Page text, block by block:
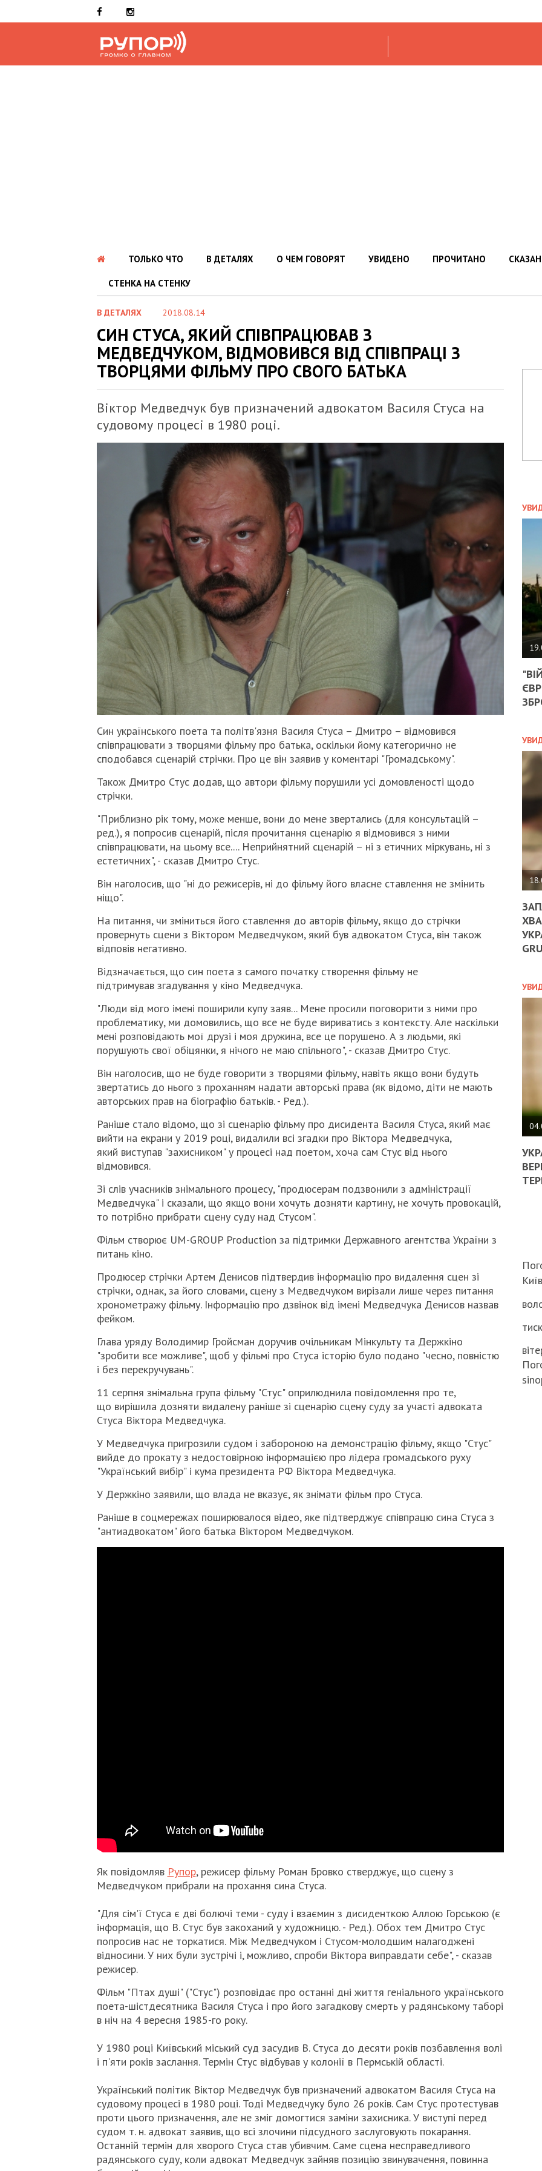
ТОЛЬКО ЧТО В ДЕТАЛЯХ О ЧЕМ ГОВОРЯТ УВИДЕНО ПРОЧИТАНО
СТЕНКА НА СТЕНКУ
В ДЕТАЛЯХ 2018.08.14
СИН СТУСА, ЯКИЙ СПІВПРАЦЮВАВ З
МЕДВЕДЧУКОМ, ВІДМОВИВСЯ ВІД СПІВПРАЦІ З
ТВОРЦЯМИ ФІЛЬМУ ПРО СВОГО БАТЬКА
Віктор Медведчук був призначений адвокатом Василя Стуса на
судовому процесі в 1980 році.
Син українського поета та політв'язня Василя Стуса – Дмитро – відмовився
співпрацювати з творцями фільму про батька, оскільки йому категорично не
сподобався сценарій стрічки. Про це він заявив у коментарі "Громадському".
Також Дмитро Стус додав, що автори фільму порушили усі домовленості щодо
стрічки.
"Приблизно рік тому, може менше, вони до мене звертались (для консультацій –
ред.), я попросив сценарій, після прочитання сценарію я відмовився з ними
співпрацювати, на цьому все.... Неприйнятний сценарій – ні з етичних міркувань, ні з
естетичних", - сказав Дмитро Стус.
Він наголосив, що "ні до режисерів, ні до фільму його власне ставлення не змінить
ніщо".
На питання, чи зміниться його ставлення до авторів фільму, якщо до стрічки
провернуть сцени з Віктором Медведчуком, який був адвокатом Стуса, він також
відповів негативно.
Відзначається, що син поета з самого початку створення фільму не
підтримував згадування у кіно Медведчука.
"Люди від мого імені поширили купу заяв... Мене просили поговорити з ними про
проблематику, ми домовились, що все не буде вириватись з контексту. Але наскільки
мені розповідають мої друзі і моя дружина, все це порушено. А з людьми, які
порушують свої обіцянки, я нічого не маю спільного", - сказав Дмитро Стус.
Він наголосив, що не буде говорити з творцями фільму, навіть якщо вони будуть
звертатись до нього з проханням надати авторські права (як відомо, діти не мають
авторських прав на біографію батьків. - Ред.).
Раніше стало відомо, що зі сценарію фільму про дисидента Василя Стуса, який має
вийти на екрани у 2019 році, видалили всі згадки про Віктора Медведчука,
який виступав "захисником" у процесі над поетом, хоча сам Стус від нього
відмовився.
Зі слів учасників знімального процесу, "продюсерам подзвонили з адміністрації
Медведчука" і сказали, що якщо вони хочуть дозняти картину, не хочуть провокацій,
то потрібно прибрати сцену суду над Стусом".
Фільм створює UM-GROUP Production за підтримки Державного агентства України з
питань кіно.
Продюсер стрічки Артем Денисов підтвердив інформацію про видалення сцен зі
стрічки, однак, за його словами, сцену з Медведчуком вирізали лише через питання
хронометражу фільму. Інформацію про дзвінок від імені Медведчука Денисов назвав
фейком.
Глава уряду Володимир Гройсман доручив очільникам Мінкульту та Держкіно
"зробити все можливе", щоб у фільмі про Стуса історію було подано "чесно, повністю
і без перекручувань".
11 серпня знімальна група фільму "Стус" оприлюднила повідомлення про те,
що вирішила дозняти видалену раніше зі сценарію сцену суду за участі адвоката
Стуса Віктора Медведчука.
У Медведчука пригрозили судом і забороною на демонстрацію фільму, якщо "Стус"
вийде до прокату з недостовірною інформацією про лідера громадського руху
"Український вибір" і кума президента РФ Віктора Медведчука.
У Держкіно заявили, що влада не вказує, як знімати фільм про Стуса.
Раніше в соцмережах поширювалося відео, яке підтверджує співпрацю сина Стуса з
"антиадвокатом" його батька Віктором Медведчуком.
Як повідомляв Рупор, режисер фільму Роман Бровко стверджує, що сцену з
Медведчуком прибрали на прохання сина Стуса.
"Для сім'ї Стуса є дві болючі теми - суду і взаємин з дисиденткою Аллою Горською (є
інформація, що В. Стус був закоханий у художницю. - Ред.). Обох тем Дмитро Стус
попросив нас не торкатися. Між Медведчуком і Стусом-молодшим налагоджені
відносини. У них були зустрічі і, можливо, спроби Віктора виправдати себе", - сказав
режисер.
Фільм "Птах душі" ("Стус") розповідає про останні дні життя геніального українського
поета-шістдесятника Василя Стуса і про його загадкову смерть у радянському таборі
в ніч на 4 вересня 1985-го року.
У 1980 році Київський міський суд засудив В. Стуса до десяти років позбавлення волі
і п'яти років заслання. Термін Стус відбував у колонії в Пермській області.
Український політик Віктор Медведчук був призначений адвокатом Василя Стуса на
судовому процесі в 1980 році. Тоді Медведчуку було 26 років. Сам Стус протестував
проти цього призначення, але не зміг домогтися заміни захисника. У виступі перед
судом т. н. адвокат заявив, що всі злочини підсудного заслуговують покарання.
Останній термін для хворого Стуса став убивчим. Саме сцена несправедливого
радянського суду, коли адвокат Медведчук зайняв позицію звинувачення, повинна
НА
ДО
ЄС
-
НА
Київ